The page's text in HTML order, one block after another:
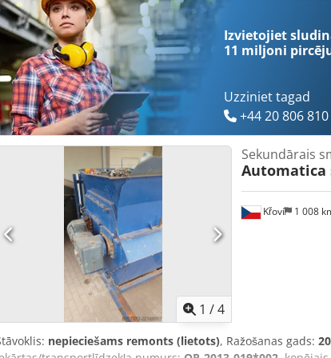
(GxPxA): 5000 x 2800 x 3000 mm Apskate pēc
laiks: tūlītējs
Izvietojiet
11 miljoni
Uzziniet tagad
+44 20 806
1 /4
Křoví 1 008
Sekundārais
Automatica
nepieciešams remonts (lietots), Ražošanas gads: